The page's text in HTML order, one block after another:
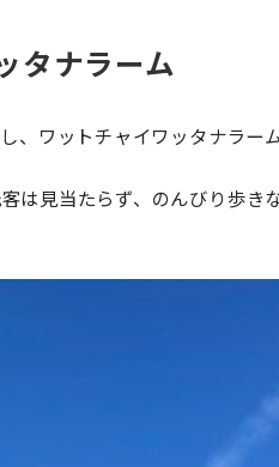
タナラーム
、ワットチャイワッタナラー
は見当たらず、のんびり歩き